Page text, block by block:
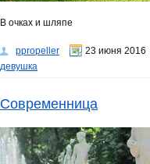
В очках и шляпе
ppropeller 23 июня 2016
девушка
Современница